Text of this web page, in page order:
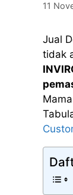
11
Jual
tidak